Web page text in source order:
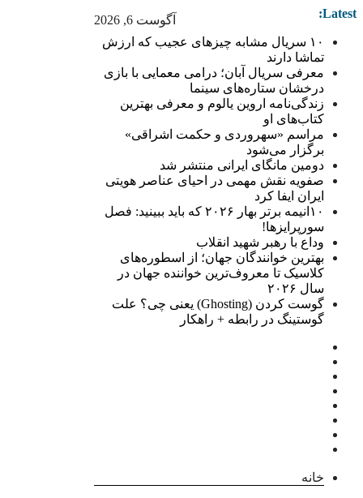
آگوست 6, 2026 Latest:
۱۰ سریال مشابه چیزهای عجیب که ارزش
تماشا دارند
معرفی سریال آبان؛ درامی معمایی با بازی
درخشان ستاره‌های سینما
زندگی‌نامه اروین یالوم و معرفی بهترین
کتاب‌های او
مراسم «سهروردی و حکمت اشراقی»
برگزار می‌شود
دومین مانگای ایرانی منتشر شد
صفویه نقش مهمی در احیای عناصر هویتی
ایران ایفا کرد
۱۰انیمه برتر بهار ۲۰۲۶ که باید ببینید: فصل
سورپرایزها!
وداع با رهبر شهید انقلاب
بهترین خوانندگان جهان؛ از اسطوره‌های
کلاسیک تا معروف‌ترین خواننده جهان در
سال ۲۰۲۶
گوست کردن (Ghosting) یعنی چی؟ علت
گوستینگ در رابطه + راهکار
خانه